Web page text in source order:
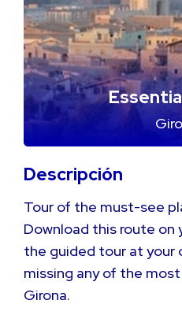
Descripción
Tour of the must-see
Download this route on
the guided tour at your
missing any of the
Girona.